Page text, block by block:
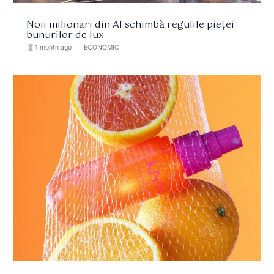
Noii milionari din AI schimbă regulile pieţei
bunurilor de lux
hourglass_full 1 month ago ECONOMIC